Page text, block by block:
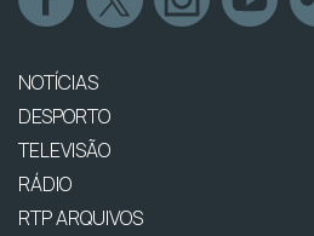
NOTÍCIAS
DESPORTO
TELEVISÃO
RÁDIO
RTP ARQUIVOS